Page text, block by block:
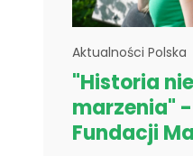
Aktualności Polska
"Historia
marzenia"
Fundacji